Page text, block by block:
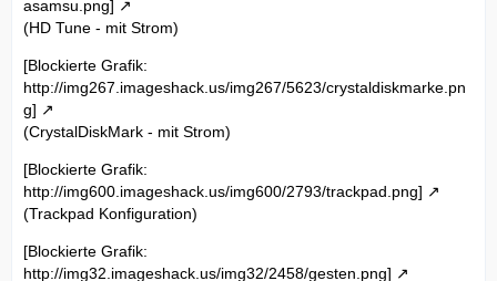
asamsu.png]
(HD Tune - mit Strom)
[Blockierte Grafik:
http://img267.imageshack.us/img267/5623/crystaldiskmarke.pn
g]
(CrystalDiskMark - mit Strom)
[Blockierte Grafik:
http://img600.imageshack.us/img600/2793/trackpad.png]
(Trackpad Konfiguration)
[Blockierte Grafik:
http://img32.imageshack.us/img32/2458/gesten.png]